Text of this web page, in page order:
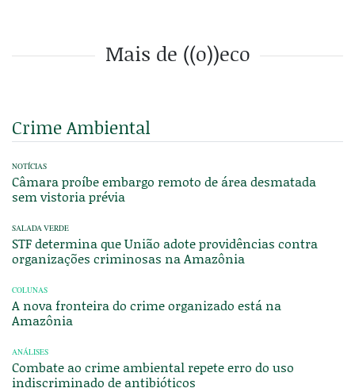
Mais de ((o))eco
Crime Ambiental
NOTÍCIAS
Câmara proíbe embargo remoto de área desmatada
sem vistoria prévia
SALADA VERDE
STF determina que União adote providências contra
organizações criminosas na Amazônia
COLUNAS
A nova fronteira do crime organizado está na
Amazônia
ANÁLISES
Combate ao crime ambiental repete erro do uso
indiscriminado de antibióticos